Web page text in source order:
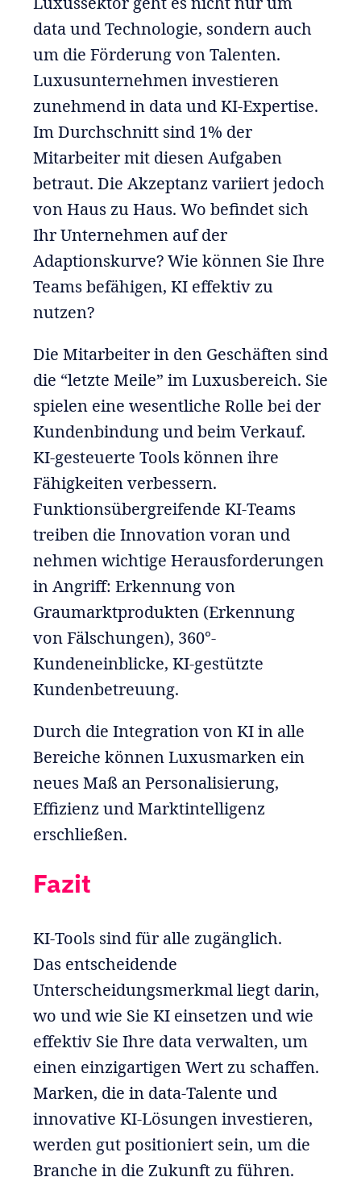
data und Technologie, sondern auch
um die Förderung von Talenten.
Luxusunternehmen investieren
zunehmend in data und KI-Expertise.
Im Durchschnitt sind 1% der
Mitarbeiter mit diesen Aufgaben
betraut. Die Akzeptanz variiert jedoch
von Haus zu Haus. Wo befindet sich
Ihr Unternehmen auf der
Adaptionskurve? Wie können Sie Ihre
Teams befähigen, KI effektiv zu
nutzen?
Die Mitarbeiter in den Geschäften sind
die “letzte Meile” im Luxusbereich. Sie
spielen eine wesentliche Rolle bei der
Kundenbindung und beim Verkauf.
KI-gesteuerte Tools können ihre
Fähigkeiten verbessern.
Funktionsübergreifende KI-Teams
treiben die Innovation voran und
nehmen wichtige Herausforderungen
in Angriff: Erkennung von
Graumarktprodukten (Erkennung
von Fälschungen), 360°-
Kundeneinblicke, KI-gestützte
Kundenbetreuung.
Durch die Integration von KI in alle
Bereiche können Luxusmarken ein
neues Maß an Personalisierung,
Effizienz und Marktintelligenz
erschließen.
Fazit
KI-Tools sind für alle zugänglich.
Das entscheidende
Unterscheidungsmerkmal liegt darin,
wo und wie Sie KI einsetzen und wie
effektiv Sie Ihre data verwalten, um
einen einzigartigen Wert zu schaffen.
Marken, die in data-Talente und
innovative KI-Lösungen investieren,
werden gut positioniert sein, um die
Branche in die Zukunft zu führen.